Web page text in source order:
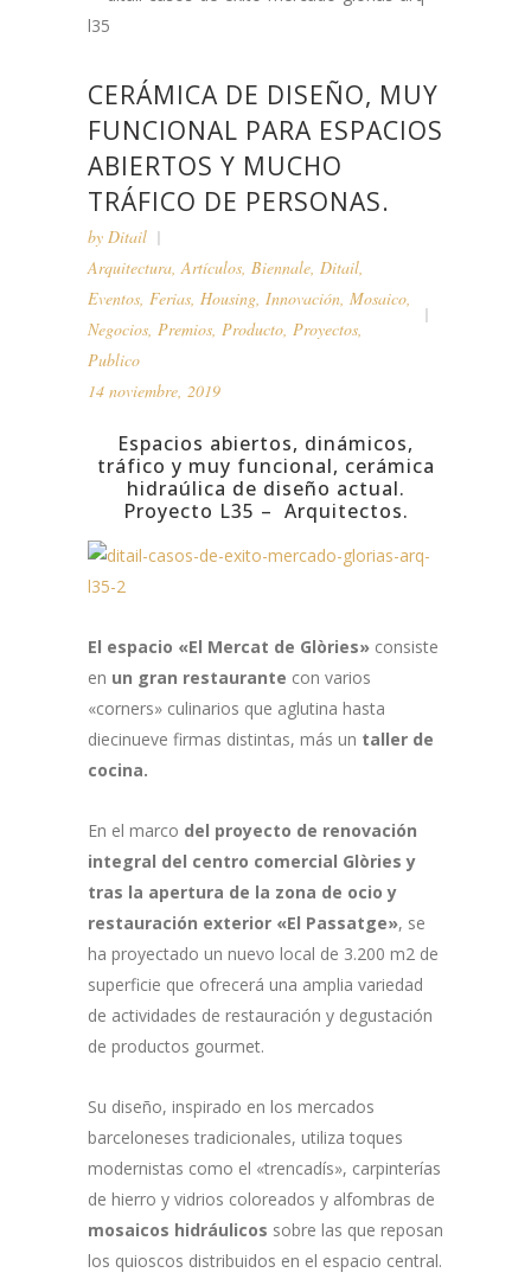
CERÁMICA DE DISEÑO, MUY
FUNCIONAL PARA ESPACIOS
ABIERTOS Y MUCHO
TRÁFICO DE PERSONAS.
by Ditail
Arquitectura,Artículos, Biennale, Ditail,
Eventos, Ferias, Housing, Innovación, Mosaico,
Negocios, Premios, Producto, Proyectos,
Publico
14 noviembre, 2019
Espacios abiertos, dinámicos,
tráfico y muy funcional, cerámica
hidraúlica de diseño actual.
Proyecto L35 – Arquitectos.
El espacio «El Mercat de Glòries» consiste
en un gran restaurante con varios
«corners» culinarios que aglutina hasta
diecinueve firmas distintas, más un taller de
cocina.
En el marco del proyecto de renovación
integral del centro comercial Glòries y
tras la apertura de la zona de ocio y
restauración exterior «El Passatge», se
ha proyectado un nuevo local de 3.200 m2 de
superficie que ofrecerá una amplia variedad
de actividades de restauración y degustación
de productos gourmet.
Su diseño, inspirado en los mercados
barceloneses tradicionales, utiliza toques
modernistas como el «trencadís», carpinterías
de hierro y vidrios coloreados y alfombras de
mosaicos hidráulicos sobre las que reposan
los quioscos distribuidos en el espacio central.